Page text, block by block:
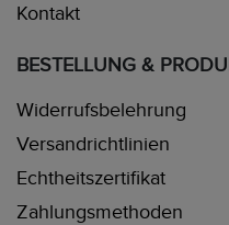
Kontakt
BESTELLUNG &
Widerrufsbelehrung
Versandrichtlinien
Echtheitszertifikat
Zahlungsmethoden